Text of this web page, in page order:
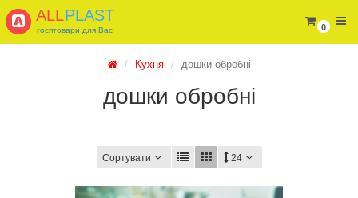
0
ALLPLAST
госптовари для Вас
Кухня дошки обробні
дошки обробні
Сортувати 24